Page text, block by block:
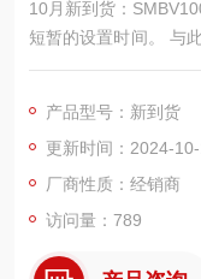
10月新到货：
短暂的设置时间。 与
基带发生器，以便根
率范围覆盖所有重要
产品型号：新到货
更新时间：2024-
厂商性质：经销商
访问量：789